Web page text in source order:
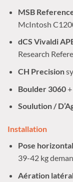
MSB
McIntosh
dCS Vivaldi
Research
CH Precision
Boulder 3060+
Soulution /
Installation
Pose
39-42 kg
Aération